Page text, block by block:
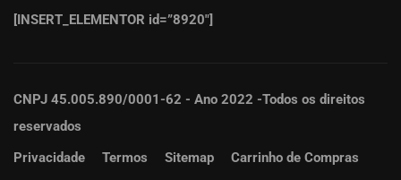
[INSERT_ELEMENTOR id=”8920″]
CNPJ 45.005.890/0001-62 - Ano 2022 -Todos os direitos
reservados
Privacidade
Termos Sitemap Carrinho de Compras